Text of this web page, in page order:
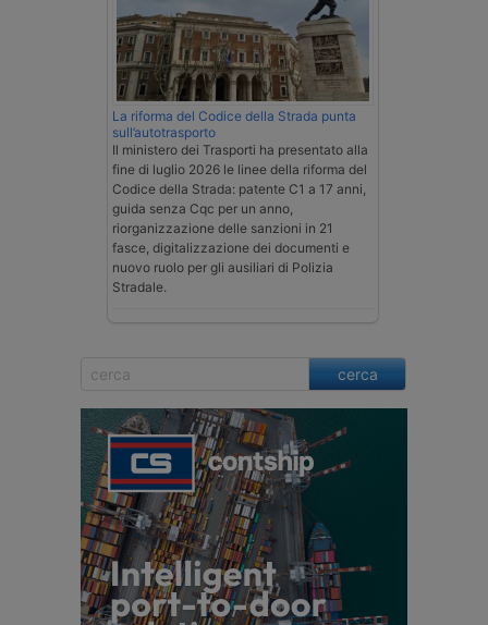
La riforma del Codice della Strada punta
sull’autotrasporto
Il ministero dei Trasporti ha presentato alla
fine di luglio 2026 le linee della riforma del
Codice della Strada: patente C1 a 17 anni,
guida senza Cqc per un anno,
riorganizzazione delle sanzioni in 21
fasce, digitalizzazione dei documenti e
nuovo ruolo per gli ausiliari di Polizia
Stradale.
cerca